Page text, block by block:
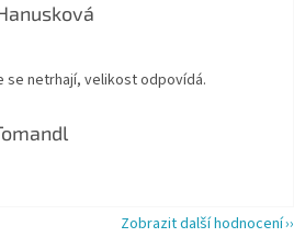
obchodu je 5 z 5 hvězdiček.
se netrhají, velikost odpovídá.
obchodu je 5 z 5 hvězdiček.
Zobrazit další hodnocení